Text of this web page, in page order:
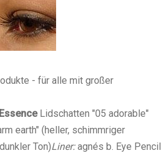
- für alle mit großer
EssenceLidschatten "05 adorable"
earth" (heller, schimmriger
Ton)Liner:agnés b. Eye Pencil